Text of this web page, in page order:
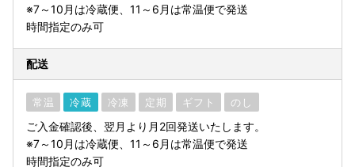
※7～10月は冷蔵便、11～6月は常温便で発送
時間指定のみ可
配送
常温 冷蔵 冷凍 定期 ギフト のし
ご入金確認後、翌月より月2回発送いたします。
※7～10月は冷蔵便、11～6月は常温便で発送
時間指定のみ可